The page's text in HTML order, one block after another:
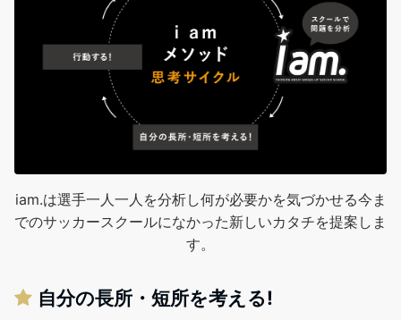
iam.は選手一人一人を分析し何が必要かを気づかせる今ま
でのサッカースクールになかった新しいカタチを提案しま
す。
自分の長所・短所を考える!